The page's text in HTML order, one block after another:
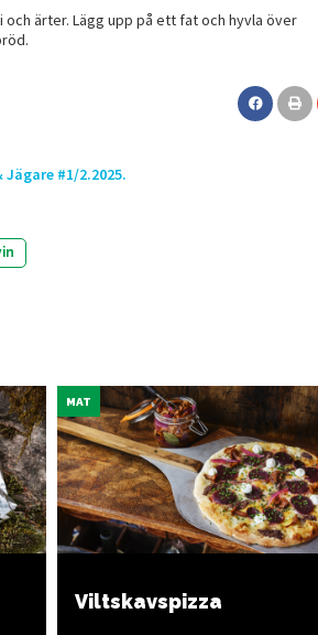
ärter. Lägg upp på ett fat och hyvla över
#1/2.2025.
MAT
Viltskavspizza